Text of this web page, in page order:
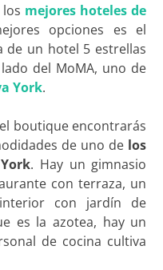
mejores hoteles de
opciones es el
de un hotel 5 estrellas
del MoMA, uno de
York.
boutique encontrarás
de uno de los
. Hay un gimnasio
con terraza, un
con jardín de
es la azotea, hay un
de cocina cultiva